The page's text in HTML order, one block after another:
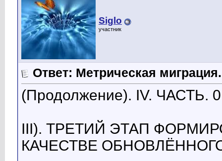
Siglo
участник
Ответ: Метрическая миграция.
(Продолжение). IV. ЧАСТЬ.
III). ТРЕТИЙ ЭТАП
КАЧЕСТВЕ